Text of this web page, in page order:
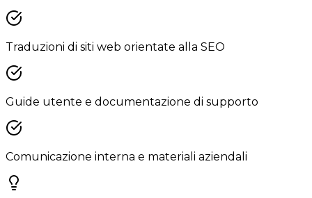
Traduzioni di siti web orientate alla SEO
Guide utente e documentazione di supporto
Comunicazione interna e materiali aziendali